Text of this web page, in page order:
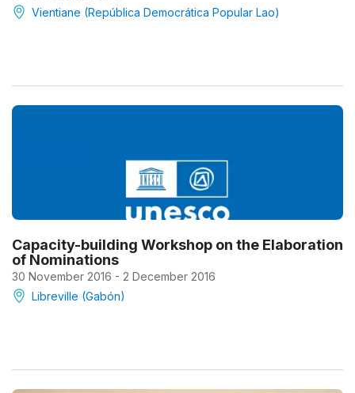
Vientiane (República Democrática Popular Lao)
Capacity-building Workshop on the Elaboration
of Nominations
30 November 2016 - 2 December 2016
Libreville (Gabón)